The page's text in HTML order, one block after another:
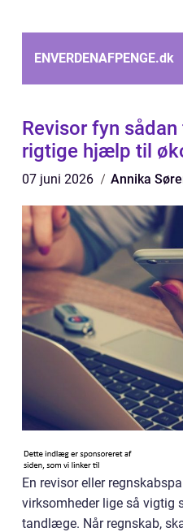
ENVERDENAFPENGE.dk
Revisor fyn
rigtige hjælp til
07 juni 2026 Annika
En revisor eller
virksomheder lige så vigtig
tandlæge. Når regnskab,